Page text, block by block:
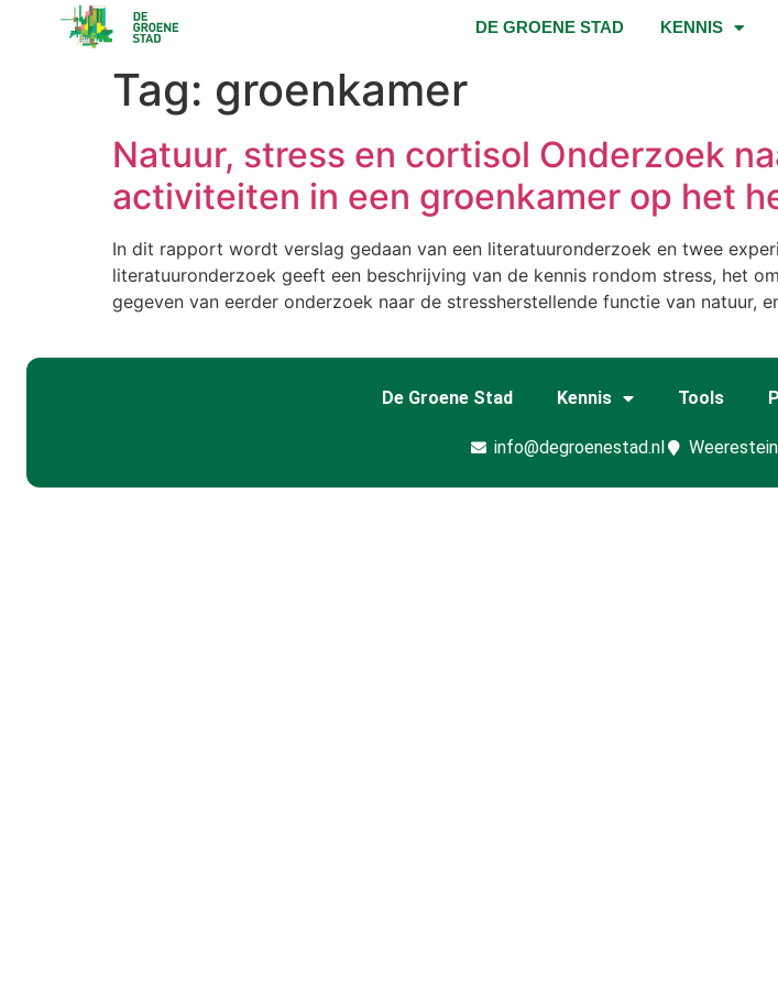
DE GROENE STAD KENNIS
Tag: groenkamer
Natuur, stress en cortisol Onderzoek
activiteiten in een groenkamer op het
In dit rapport wordt verslag gedaan van een literatuuronderzoek en twee
literatuuronderzoek geeft een beschrijving van de kennis rondom stress, het
gegeven van eerder onderzoek naar de stressherstellende functie van natuur,
De Groene Stad Kennis Tools
info@degroenestad.nl